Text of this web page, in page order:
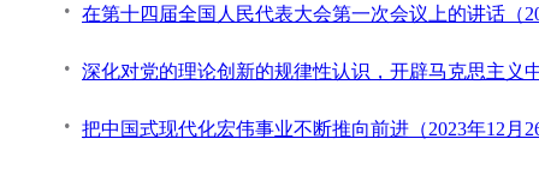
在第十四届全国人民代表大会第一次会议上的讲话（
深化对党的理论创新的规律性认识，开辟马克思主义
把中国式现代化宏伟事业不断推向前进（2023年12月